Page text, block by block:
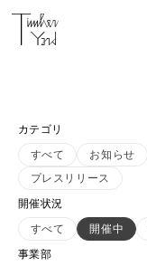
カテゴリ
すべて
お知らせ
プレスリリース
開催状況
すべて
開催中
事業部